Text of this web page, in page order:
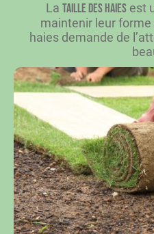
La taille des haies est
maintenir leur
haies demande de